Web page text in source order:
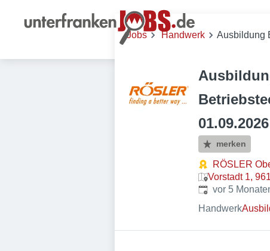
Jobs Handwerk Ausbildung
01.09.2026
merken
RÖSLER
Vorstadt 1,
Veröffentlicht:
vor 5
Handwerk